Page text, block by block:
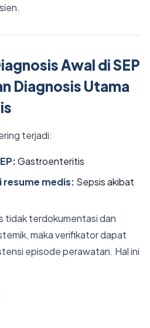
Awal di SEP
Diagnosis Utama
terjadi:
Gastroenteritis
resume medis: Sepsis akibat
tidak terdokumentasi dan
maka verifikator dapat
episode perawatan. Hal ini